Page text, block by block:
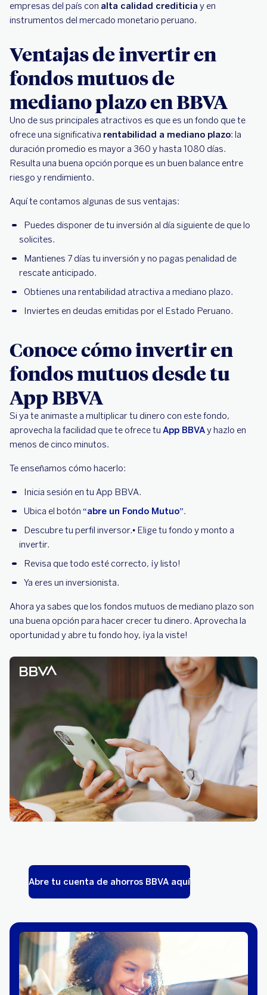
empresas del país con alta calidad crediticia y en
instrumentos del mercado monetario peruano.
Ventajas de invertir en
fondos mutuos de
mediano plazo en BBVA
Uno de sus principales atractivos es que es un fondo que te
ofrece una significativa rentabilidad a mediano plazo: la
duración promedio es mayor a 360 y hasta 1080 días.
Resulta una buena opción porque es un buen balance entre
riesgo y rendimiento.
Aquí te contamos algunas de sus ventajas:
Puedes disponer de tu inversión al día siguiente de que lo
solicites.
Mantienes 7 días tu inversión y no pagas penalidad de
rescate anticipado.
Obtienes una rentabilidad atractiva a mediano plazo.
Inviertes en deudas emitidas por el Estado Peruano.
Conoce cómo invertir en
fondos mutuos desde tu
App BBVA
Si ya te animaste a multiplicar tu dinero con este fondo,
aprovecha la facilidad que te ofrece tu App BBVAy hazlo en
menos de cinco minutos.
Te enseñamos cómo hacerlo:
Inicia sesión en tu App BBVA.
Ubica el botón “abre un Fondo Mutuo”.
Descubre tu perfil inversor.• Elige tu fondo y monto a
invertir.
Revisa que todo esté correcto, ¡y listo!
Ya eres un inversionista.
Ahora ya sabes que los fondos mutuos de mediano plazo son
una buena opción para hacer crecer tu dinero. Aprovecha la
oportunidad y abre tu fondo hoy, ¡ya la viste!
Abre tu cuenta de ahorros BBVA aquí